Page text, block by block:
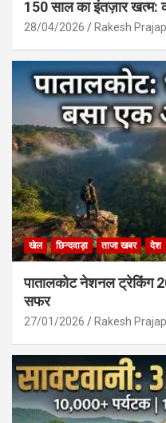
150 साल का इंतज़ार खत्म:
28/04/2026 Rakesh
खेल छिन्दवाड़ा ताजा खबर देश
पातालकोट नेशनल ट्रेकिंग
सफर
27/01/2026 Rakesh